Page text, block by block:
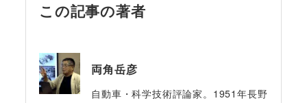
この記事の著者
両角岳彦
自動車・科学技術評論家。1951年長野